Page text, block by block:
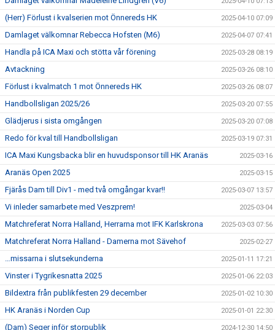
(Herr) Förlust i kvalserien mot Önnereds HK 2025-04-10 07:09
Damlaget välkomnar Rebecca Hofsten (M6) 2025-04-07 07:41
Handla på ICA Maxi och stötta vår förening 2025-03-28 08:19
Avtackning 2025-03-26 08:10
Förlust i kvalmatch 1 mot Önnereds HK 2025-03-26 08:07
Handbollsligan 2025/26 2025-03-20 07:55
Glädjerus i sista omgången 2025-03-20 07:08
Redo för kval till Handbollsligan 2025-03-19 07:31
ICA Maxi Kungsbacka blir en huvudsponsor till HK Aranäs 2025-03-16
Aranäs Open 2025 2025-03-15
Fjärås Dam till Div1 - med två omgångar kvar!! 2025-03-07 13:57
Vi inleder samarbete med Veszprem! 2025-03-04
Matchreferat Norra Halland, Herrarna mot IFK Karlskrona 2025-03-03 07:56
Matchreferat Norra Halland - Damerna mot Sävehof 2025-02-27
…missarna i slutsekunderna 2025-01-11 17:21
Vinster i Tygrikesnatta 2025 2025-01-06 22:03
Bildextra från publikfesten 29 december 2025-01-02 10:30
HK Aranäs i Norden Cup 2025-01-01 22:30
(Dam) Seger inför storpublik 2024-12-30 14:50